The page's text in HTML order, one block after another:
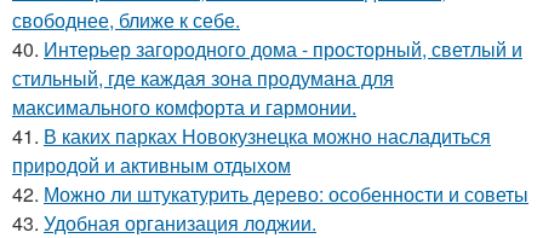
свободнее, ближе к себе.
40. Интерьер загородного дома - просторный, светлый и
стильный, где каждая зона продумана для
максимального комфорта и гармонии.
41. В каких парках Новокузнецка можно насладиться
природой и активным отдыхом
42. Можно ли штукатурить дерево: особенности и советы
43. Удобная организация лоджии.